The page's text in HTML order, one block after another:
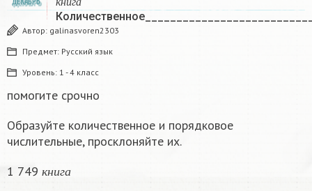
кн и га
Автор: galinasvoren2303
Предмет: Русский язык
Уровень: 1 - 4 класс
помогите срочно
Образуйте количественное и порядковое
числительные, просклоняйте их.
1 749
кн и г а